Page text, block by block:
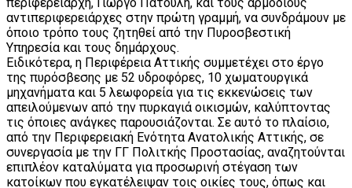
αντιπεριφερειάρχες στην πρώτη γραμμή, να συνδράμουν με
όποιο τρόπο τους ζητηθεί από την Πυροσβεστική
Υπηρεσία και τους δημάρχους.
Ειδικότερα, η Περιφέρεια Αττικής συμμετέχει στο έργο
της πυρόσβεσης με 52 υδροφόρες, 10 χωματουργικά
μηχανήματα και 5 λεωφορεία για τις εκκενώσεις των
απειλούμενων από την πυρκαγιά οικισμών, καλύπτοντας
τις όποιες ανάγκες παρουσιάζονται. Σε αυτό το πλαίσιο,
από την Περιφερειακή Ενότητα Ανατολικής Αττικής, σε
συνεργασία με την ΓΓ Πολιτκής Προστασίας, αναζητούνται
επιπλέον καταλύματα για προσωρινή στέγαση των
κατοίκων που εγκατέλειψαν τοις οικίες τους, όπως και